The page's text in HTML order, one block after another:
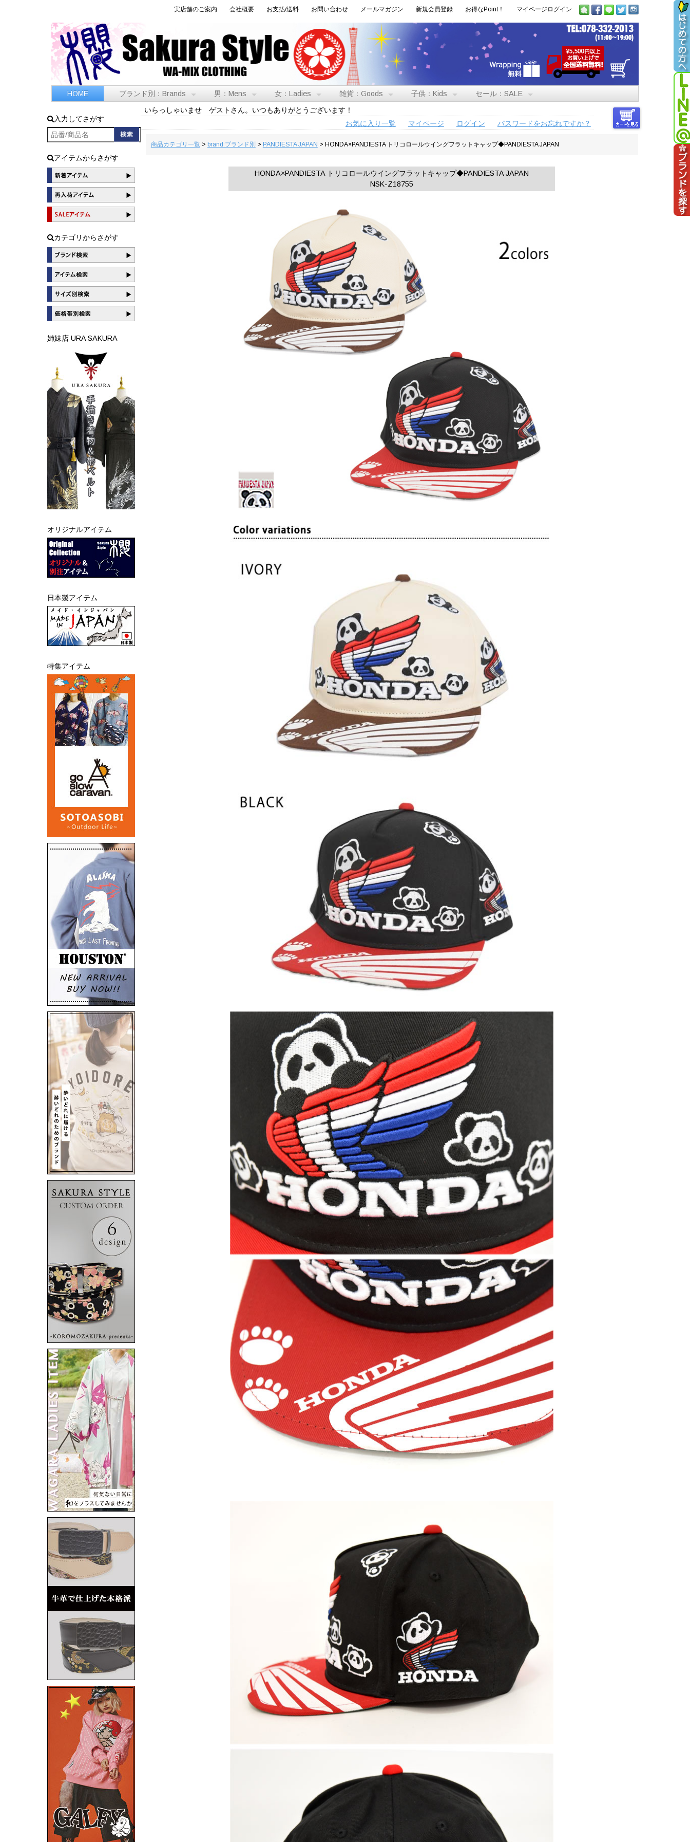
実店舗のご案内 会社概要 お支払/送料 お問い合わせ メールマガジン 新規会員登録 お得なPoint！ マイページログイン
HOME ブランド別：Brands 男：Mens 女：Ladies 雑貨：Goods 子供：Kids セール：SALE
入力してさがす
アイテムからさがす
カテゴリからさがす
姉妹店 URA SAKURA
オリジナルアイテム
日本製アイテム
特集アイテム
いらっしゃいませ ゲストさん。いつもありがとうございます！
お気に入り一覧
マイページ ログイン パスワードをお忘れですか？
商品カテゴリ一覧> brand:ブランド別 > PANDIESTA JAPAN > HONDA×PANDIESTA トリコロールウイングフラットキャップ◆PANDIESTA JAPAN
HONDA×PANDIESTA トリコロールウイングフラットキャップ◆PANDIESTA JAPAN
NSK-Z18755